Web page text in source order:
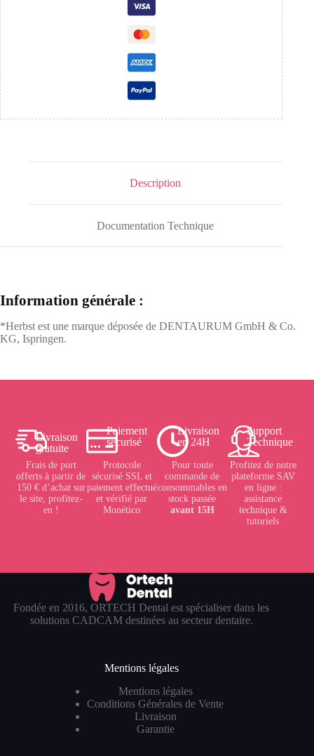
Description
Documentation Technique
Information générale :
*Herbst est une marque déposée de DENTAURUM GmbH & Co.
KG, Ispringen.
Livraison
gratuite
Frais de port
offerts à partir de
150 € d’achat sur
le site, profitez-
en !
Paiement
sécurisé
Protocole
sécurisé SSL et
paiement effectué
et vérifié par
Monético
Livraison
en 24H
Pour toute
commande de
consommables en
stock passée
avant 15H
Support
Technique
Profitez de notre
plateforme SAV
en ligne :
assistance
technique &
tutoriels
Fondée en 2016, ORTECH Dental est spécialiser dans les
solutions CADCAM destinées au secteur dentaire.
Mentions légales
Mentions légales
Conditions Générales de Vente
Livraison
Garantie